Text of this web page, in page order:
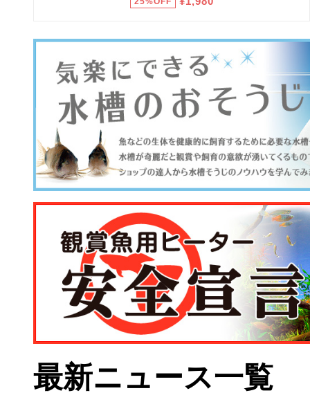
最新ニュース一覧